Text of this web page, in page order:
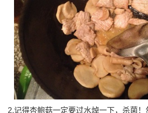
2.记得杏鲍菇一定要过水焯一下，杀菌